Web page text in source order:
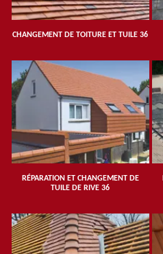
CHANGEMENT DE TOITURE ET TUILE 36
RÉPARATION ET CHANGEMENT DE
TUILE DE RIVE 36